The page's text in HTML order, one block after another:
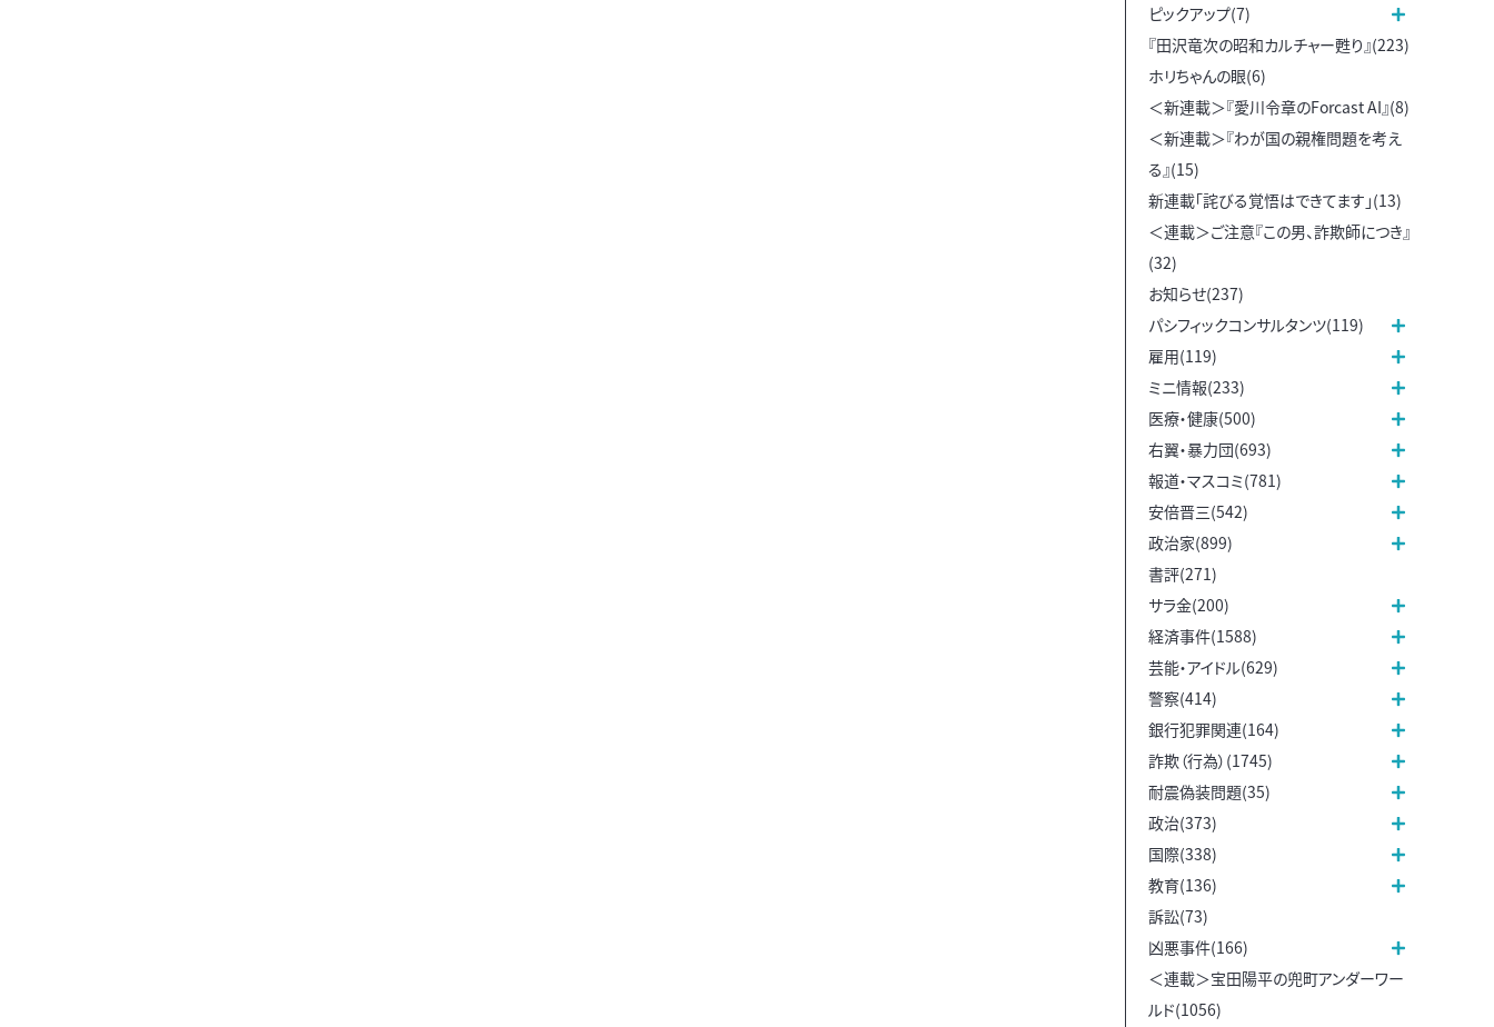
ピックアップ(7)
『田沢竜次の昭和カルチャー甦り』(223)
ホリちゃんの眼(6)
＜新連載＞『愛川令章のForcast AI』(8)
＜新連載＞『わが国の親権問題を考え
る』(15)
新連載「詫びる覚悟はできてます」(13)
＜連載＞ご注意『この男、詐欺師につき』
(32)
お知らせ(237)
パシフィックコンサルタンツ(119)
雇用(119)
ミニ情報(233)
医療・健康(500)
右翼・暴力団(693)
報道・マスコミ(781)
安倍晋三(542)
政治家(899)
書評(271)
サラ金(200)
経済事件(1588)
芸能・アイドル(629)
警察(414)
銀行犯罪関連(164)
詐欺（行為）(1745)
耐震偽装問題(35)
政治(373)
国際(338)
教育(136)
訴訟(73)
凶悪事件(166)
＜連載＞宝田陽平の兜町アンダーワー
ルド(1056)